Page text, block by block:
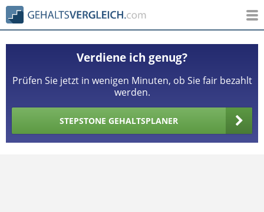
Verdiene ich genug?
Prüfen Sie jetzt in wenigen Minuten, ob Sie fair bezahlt
werden.
STEPSTONE GEHALTSPLANER